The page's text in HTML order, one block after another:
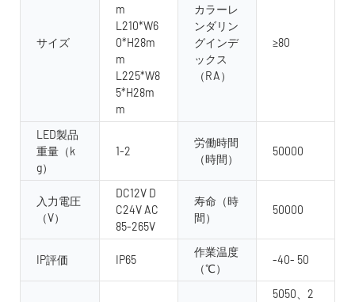
サイズ
m
L210*W6
0*H28m
m
L225*W8
5*H28m
m
カラーレ
ンダリン
グインデ
ックス
（RA）
≥80
LED製品
重量（k
g）
1-2
労働時間
（時間）
50000
入力電圧
（V）
DC12V D
C24V AC
85-265V
寿命（時
間）
50000
IP評価 IP65
作業温度
（℃）
-40- 50
5050、2